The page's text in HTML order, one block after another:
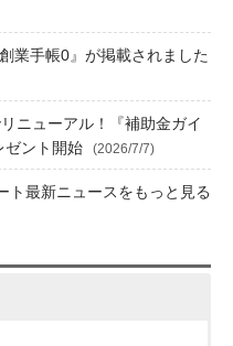
業手帳0』が掲載されました
ニューアル！『補助金ガイ
ゼント開始
(2026/7/7)
ト最新ニュースをもっと見る